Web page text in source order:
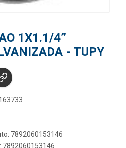
1X1.1/4”
- TUPY
7892060153146
7892060153146